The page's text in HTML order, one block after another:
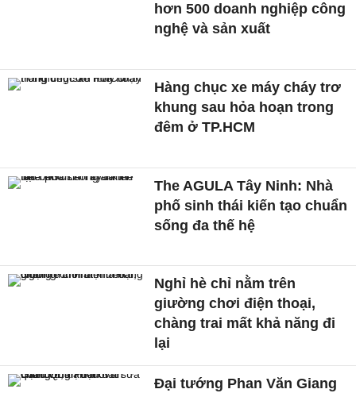
hơn 500 doanh nghiệp công
nghệ và sản xuất
Hàng chục xe máy cháy trơ
khung sau hỏa hoạn trong
đêm ở TP.HCM
The AGULA Tây Ninh: Nhà
phố sinh thái kiến tạo chuẩn
sống đa thế hệ
Nghỉ hè chỉ nằm trên
giường chơi điện thoại,
chàng trai mất khả năng đi
lại
Đại tướng Phan Văn Giang